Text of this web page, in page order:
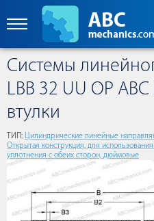
Cистемы
LBB 32 UU OP
втулки
ТИП: Цилиндрические линейные
Открытая конструкция, для
уплотнения с обеих сторон, дюймовые